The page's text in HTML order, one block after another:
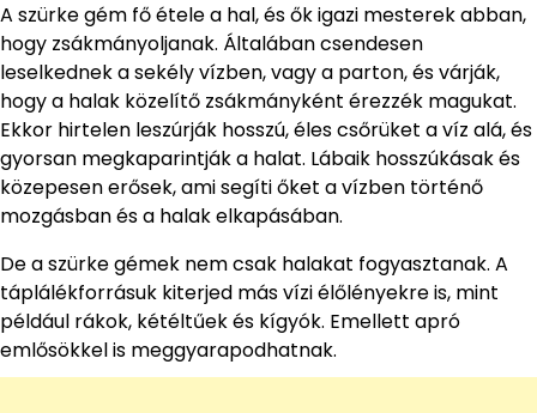
A szürke gém fő étele a hal, és ők igazi mesterek abban,
hogy zsákmányoljanak. Általában csendesen
leselkednek a sekély vízben, vagy a parton, és várják,
hogy a halak közelítő zsákmányként érezzék magukat.
Ekkor hirtelen leszúrják hosszú, éles csőrüket a víz alá, és
gyorsan megkaparintják a halat. Lábaik hosszúkásak és
közepesen erősek, ami segíti őket a vízben történő
mozgásban és a halak elkapásában.
De a szürke gémek nem csak halakat fogyasztanak. A
táplálékforrásuk kiterjed más vízi élőlényekre is, mint
például rákok, kétéltűek és kígyók. Emellett apró
emlősökkel is meggyarapodhatnak.